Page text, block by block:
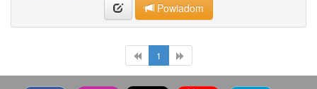
Powiadom
1